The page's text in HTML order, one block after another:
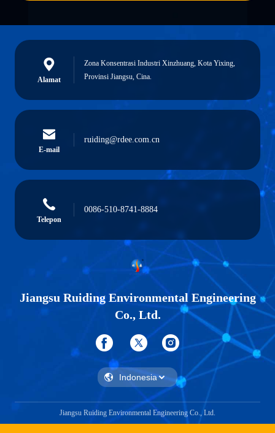
Alamat
Zona Konsentrasi Industri Xinzhuang, Kota Yixing,
Provinsi Jiangsu, Cina.
E-mail
ruiding@rdee.com.cn
Telepon
0086-510-8741-8884
Jiangsu Ruiding Environmental Engineering
Co., Ltd.
Jiangsu Ruiding Environmental Engineering Co., Ltd.